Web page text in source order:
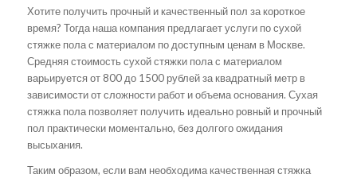
Хотите получить прочный и качественный пол за короткое
время? Тогда наша компания предлагает услуги по сухой
стяжке пола с материалом по доступным ценам в Москве.
Средняя стоимость сухой стяжки пола с материалом
варьируется от 800 до 1500 рублей за квадратный метр в
зависимости от сложности работ и объема основания. Сухая
стяжка пола позволяет получить идеально ровный и прочный
пол практически моментально, без долгого ожидания
высыхания.
Таким образом, если вам необходима качественная стяжка